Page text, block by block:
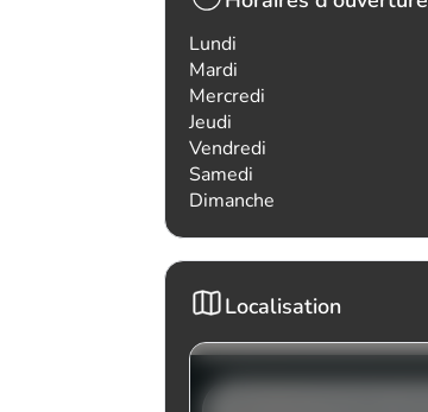
Lundi
Mardi
Mercredi
Jeudi
Vendredi
Samedi
Dimanche
Localisation